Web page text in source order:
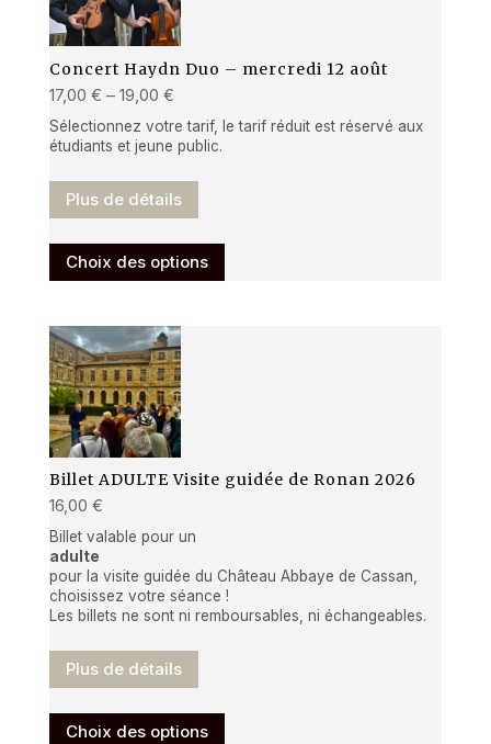
Concert Haydn Duo – mercredi 12 août
17,00 € – 19,00 €
Sélectionnez votre tarif, le tarif réduit est réservé aux
étudiants et jeune public.
Plus de détails
Choix des options
Ce
choisies
page
du
produit
Billet ADULTE Visite guidée de Ronan 2026
16,00 €
Billet valable pour un
adulte
pour la visite guidée du Château Abbaye de Cassan,
choisissez votre séance !
Les billets ne sont ni remboursables, ni échangeables.
Plus de détails
Choix des options
Ce